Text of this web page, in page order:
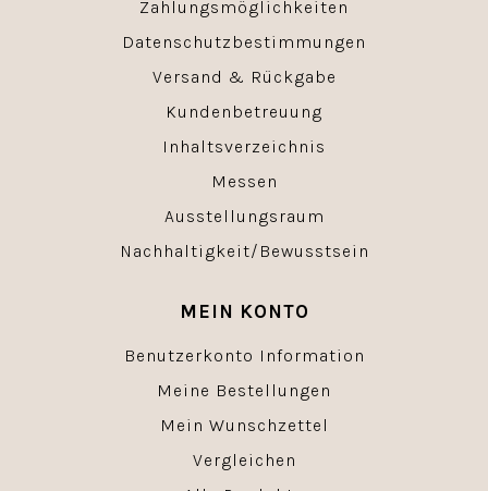
Zahlungsmöglichkeiten
Datenschutzbestimmungen
Versand & Rückgabe
Kundenbetreuung
Inhaltsverzeichnis
Messen
Ausstellungsraum
Nachhaltigkeit/Bewusstsein
MEIN KONTO
Benutzerkonto Information
Meine Bestellungen
Mein Wunschzettel
Vergleichen